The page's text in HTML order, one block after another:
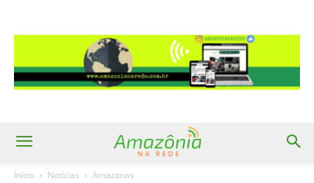
Início Notícias Amazonas